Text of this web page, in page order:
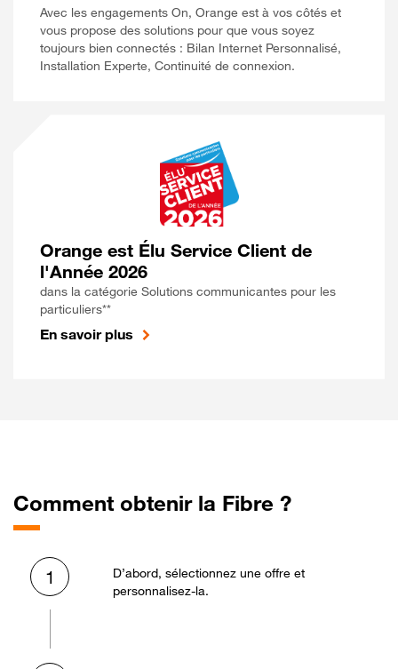
Avec les engagements On, Orange est à vos côtés et
vous propose des solutions pour que vous soyez
toujours bien connectés : Bilan Internet Personnalisé,
Installation Experte, Continuité de connexion.
Orange est Élu Service Client de
l'Année 2026
dans la catégorie Solutions communicantes pour les
particuliers**
En savoir plus
Comment obtenir la Fibre ?
1
D’abord, sélectionnez une offre et
personnalisez-la.